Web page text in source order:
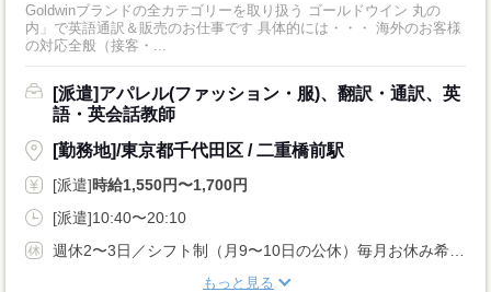
Goldwinブランドの全カテゴリーを取り扱う ゴールドウイン 丸の
内」で英語通訳＆販売のお仕事です 具体的には・・・ 海外のお客様
の対応全般（接客・...
[派遣]アパレル(ファッション・服)、翻訳・通訳、英
語・英会話教師
[勤務地]/東京都千代田区 / 二重橋前駅
[派遣]時給1,550円〜1,700円
[派遣]10:40〜20:10
もっと見る